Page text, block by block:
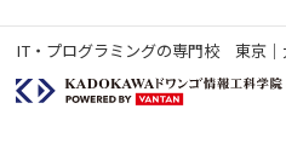
IT・プログラミングの専門校 東京